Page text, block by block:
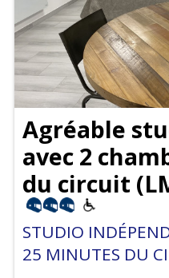
Agréable
avec 2
du circuit (
STUDIO
25 MINUTES DU